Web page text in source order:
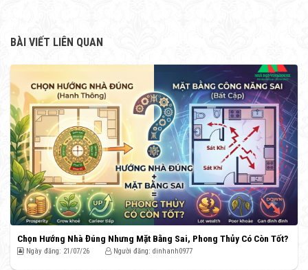
BÀI VIẾT LIÊN QUAN
Chọn Hướng Nhà Đúng Nhưng Mặt Bằng Sai, Phong Thủy Có Còn Tốt?
Ngày đăng: 21/07/26 Người đăng: dinhanh0977